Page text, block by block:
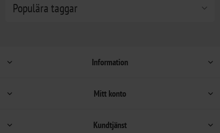
Populära taggar
Information
Mitt konto
Kundtjänst